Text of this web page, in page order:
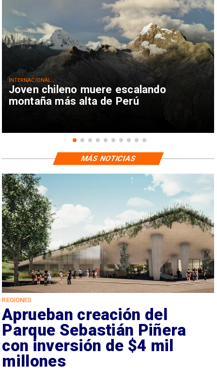
Joven chileno muere escalando
montaña más alta de Perú
INTERNACIONAL
REGIONES
Aprueban creación del
Parque Sebastián Piñera
con inversión de $4 mil
millones
MÁS NOTICIAS